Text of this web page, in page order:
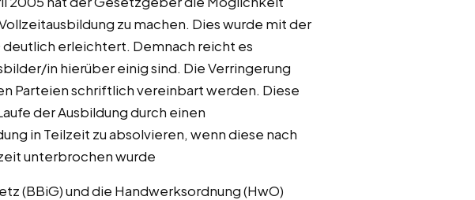
zu machen. Dies wurde mit der
erleichtert. Demnach reicht es
in hierüber einig sind. Die Verringerung
Parteien schriftlich vereinbart werden. Diese
der Ausbildung durch einen
in Teilzeit zu absolvieren, wenn diese nach
unterbrochen wurde
(BBiG) und die Handwerksordnung (HwO)